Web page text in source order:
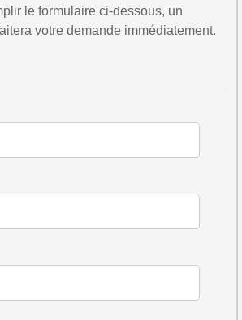
le formulaire ci-dessous, un
votre demande immédiatement.